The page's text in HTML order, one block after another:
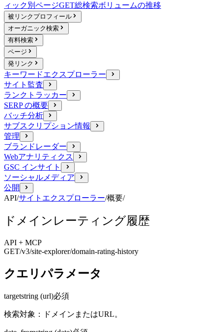
ィック別ページGET総検索ボリュームの推移
被リンクプロフィール
オーガニック検索
有料検索
ページ
発リンク
キーワードエクスプローラー
サイト監査
ランクトラッカー
SERP の概要
バッチ分析
サブスクリプション情報
管理
ブランドレーダー
Webアナリティクス
GSC インサイト
ソーシャルメディア
公開
API/サイトエクスプローラー/概要/
ドメインレーティング履歴
API + MCP
GET/v3/site-explorer/domain-rating-history
クエリパラメータ
targetstring (url)必須
検索対象：ドメインまたはURL。